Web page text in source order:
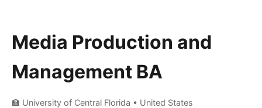
Media Production and
Management BA
🏫 University of Central Florida • United States